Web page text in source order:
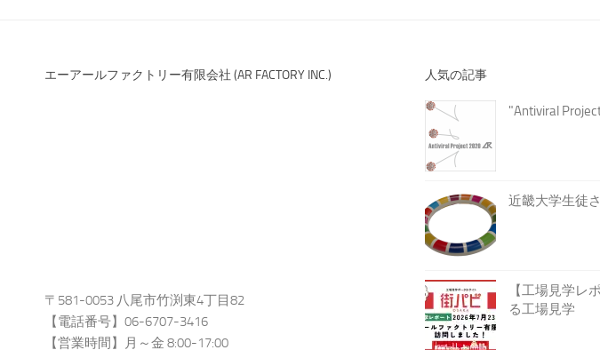
エーアールファクトリー有限会社 (AR FACTORY INC.)
〒581-0053 八尾市竹渕東4丁目82
【電話番号】06-6707-3416
【営業時間】月～金 8:00-17:00
人気の記事
"Antiviral
近畿大学生徒
【工場見学レ
る工場見学